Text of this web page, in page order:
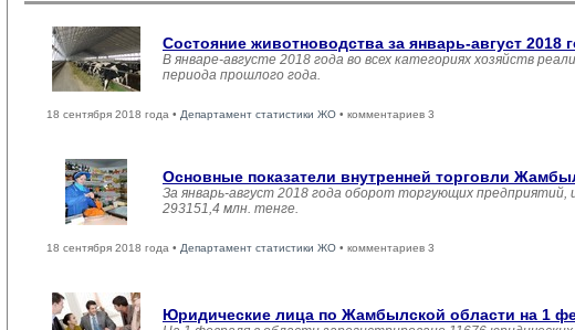
Состояние животноводства за январь-август
В январе-августе 2018 года во всех категориях хозяйств
периода прошлого года.
18 сентября 2018 года • Департамент статистики ЖО • комментариев 3
Основные показатели внутренней торговли
За январь-август 2018 года оборот торгующих
293151,4 млн. тенге.
18 сентября 2018 года • Департамент статистики ЖО • комментариев 3
Юридические лица по Жамбылской области на 1